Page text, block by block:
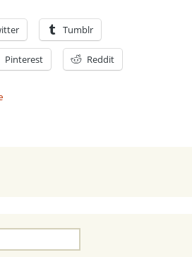
Tumblr
Pinterest Reddit